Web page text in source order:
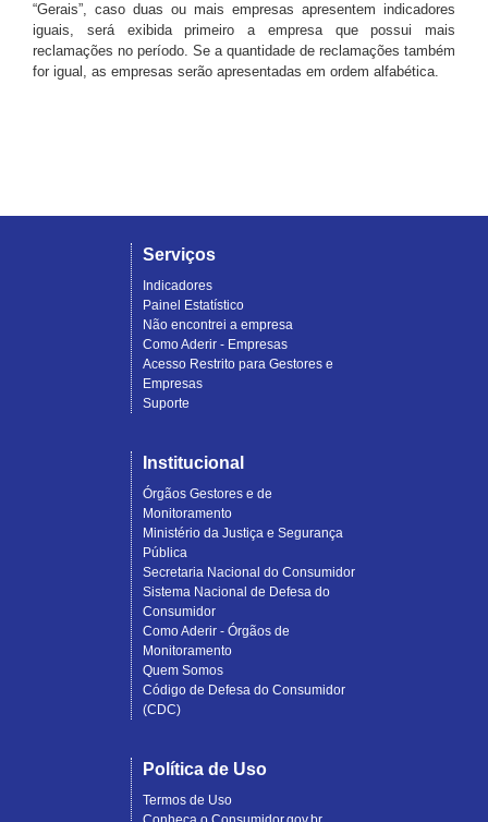
“Gerais”, caso duas ou mais empresas apresentem indicadores
iguais, será exibida primeiro a empresa que possui mais
reclamações no período. Se a quantidade de reclamações também
for igual, as empresas serão apresentadas em ordem alfabética.
Serviços
Indicadores
Painel Estatístico
Não encontrei a empresa
Como Aderir - Empresas
Acesso Restrito para Gestores e
Empresas
Suporte
Institucional
Órgãos Gestores e de
Monitoramento
Ministério da Justiça e Segurança
Pública
Secretaria Nacional do Consumidor
Sistema Nacional de Defesa do
Consumidor
Como Aderir - Órgãos de
Monitoramento
Quem Somos
Código de Defesa do Consumidor
(CDC)
Política de Uso
Termos de Uso